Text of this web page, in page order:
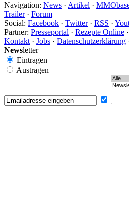
Navigation: News · Artikel ·
Trailer· Forum
Social: Facebook · Twitter· RSS ·
Partner: Presseportal · Rezepte Online ·
Kontakt · Jobs · Datenschutzerklärung
Newsletter
Eintragen
Austragen